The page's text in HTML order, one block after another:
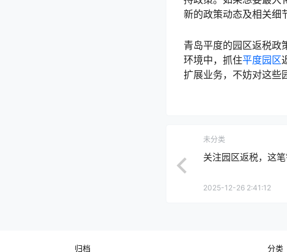
新的政策动态及相关细
青岛平度的园区返税政
环境中，抓住平度园区
扩展业务，不妨对这些
未分类
关注园区返税，这
2025-12-26 2:41:12
归档 分类